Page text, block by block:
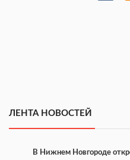
ЛЕНТА НОВОСТЕЙ
В Нижнем Новгороде